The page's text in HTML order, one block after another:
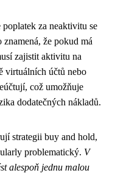
za neaktivitu se
znamená, že pokud má
zajistit aktivitu na
virtuálních účtů nebo
což umožňuje
dodatečných nákladů.
strategii buy and hold,
problematický. V
alespoň jednu malou